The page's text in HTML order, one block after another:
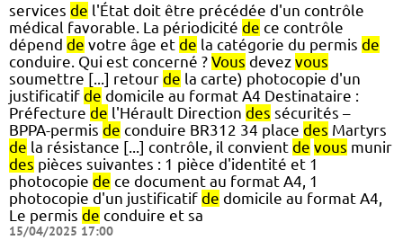
services de l'État doit être précédée d'un contrôle
médical favorable. La périodicité de ce contrôle
dépend de votre âge et de la catégorie du permis de
conduire. Qui est concerné ? Vous devez vous
soumettre [...] retour de la carte) photocopie d'un
justificatif de domicile au format A4 Destinataire :
Préfecture de l'Hérault Direction des sécurités –
BPPA-permis de conduire BR312 34 place des Martyrs
de la résistance [...] contrôle, il convient de vous munir
des pièces suivantes : 1 pièce d'identité et 1
photocopie de ce document au format A4, 1
photocopie d'un justificatif de domicile au format A4,
Le permis de conduire et sa
15/04/2025 17:00